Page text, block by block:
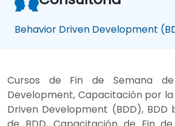
Behavior Driven Development
Cursos de Fin de Semana
Development, Capacitación por
Driven Development (BDD), BDD